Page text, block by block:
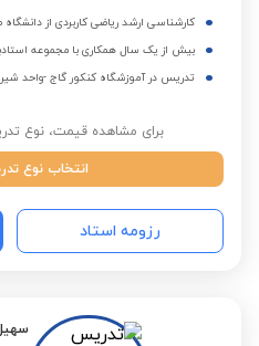
کارشناسی ارشد ریاضی کاربردی از دانشگاه
بیش از یک سال همکاری با مجموعه
تدریس در آموزشگاه کنکور گاج -واحد
برای مشاهده قیمت، نوع
انتخاب نوع
رزومه استاد